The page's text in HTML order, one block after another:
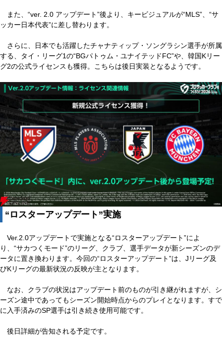
また、“ver. 2.0 アップデート”後より、キービジュアルが“MLS”、“サ
ッカー日本代表”に差し替わります。
さらに、日本でも活躍したチャナティップ・ソングラシン選手が所属
する、タイ・リーグ1の“BGパトゥム・ユナイテッドFC”や、韓国Kリー
グ2の公式ライセンスも獲得。こちらは後日実装となるようです。
“ロスターアップデート”実施
Ver.2.0アップデートで実施となる“ロスターアップデート”によ
り、“サカつくモード”のリーグ、クラブ、選手データが新シーズンのデ
ータに置き換わります。今回の“ロスターアップデート”は、Jリーグ及
びKリーグの最新状況の反映が主となります。
なお、クラブの状況はアップデート前のものが引き継がれますが、シ
ーズン途中であってもシーズン開始時点からのプレイとなります。すで
に入手済みのSP選手は引き続き使用可能です。
後日詳細が告知される予定です。